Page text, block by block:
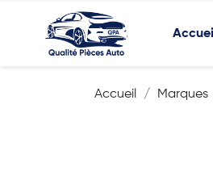
Accueil
Accueil Marques